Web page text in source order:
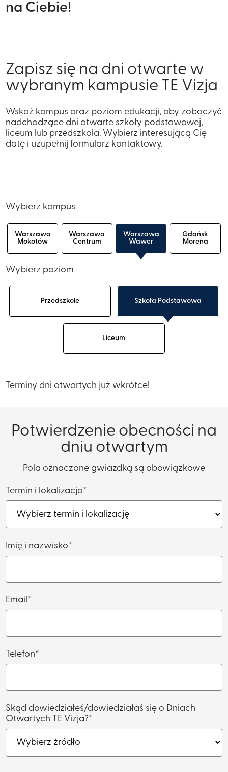
na Ciebie!
Zapisz się na dni otwarte w
wybranym kampusie TE Vizja
Wskaż kampus oraz poziom edukacji, aby zobaczyć
nadchodzące dni otwarte szkoły podstawowej,
liceum lub przedszkola. Wybierz interesującą Cię
datę i uzupełnij formularz kontaktowy.
Wybierz kampus
Warszawa
Mokotów
Warszawa
Centrum
Warszawa
Wawer
Gdańsk
Morena
Wybierz poziom
Przedszkole Szkoła Podstawowa
Liceum
Terminy dni otwartych już wkrótce!
Potwierdzenie obecności na
dniu otwartym
Pola oznaczone gwiazdką są obowiązkowe
Termin i lokalizacja*
Imię i nazwisko*
Email*
Telefon*
Skąd dowiedziałeś/dowiedziałaś się o Dniach
Otwartych TE Vizja?*